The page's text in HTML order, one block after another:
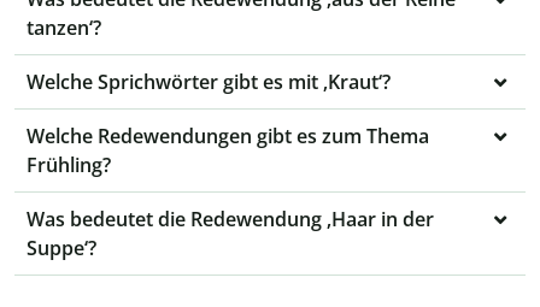
tanzen‘?
Welche Sprichwörter gibt es mit ‚Kraut‘?
Welche Redewendungen gibt es zum Thema
Frühling?
Was bedeutet die Redewendung ‚Haar in der
Suppe‘?